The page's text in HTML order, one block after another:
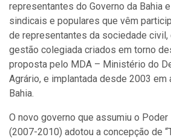
representantes do Governo da Bahia
sindicais e populares que vêm
de representantes da sociedade
gestão colegiada criados em torno
proposta pelo MDA – Ministério do
Agrário, e implantada desde 2003
Bahia.
O novo governo que assumiu o Poder
(2007-2010) adotou a concepção de